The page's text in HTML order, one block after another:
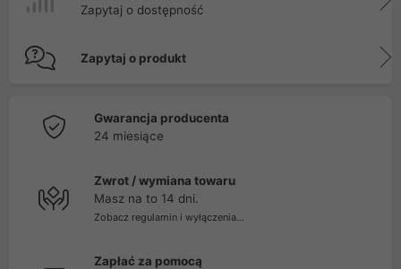
Zapytaj o dostępność
Zapytaj o produkt
Gwarancja producenta
24 miesiące
Zwrot / wymiana towaru
Masz na to 14 dni.
Zobacz regulamin i wyłączenia...
Zapłać za pomocą